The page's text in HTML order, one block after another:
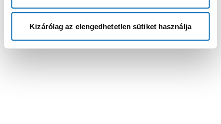
Kizárólag az elengedhetetlen sütiket használja